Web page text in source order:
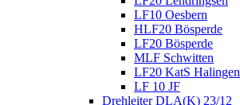
LF10 Oesbern
HLF20 Bösperde
LF20 Bösperde
MLF Schwitten
LF20 KatS Halingen
LF 10 JF
Drehleiter DLA(K) 23/12